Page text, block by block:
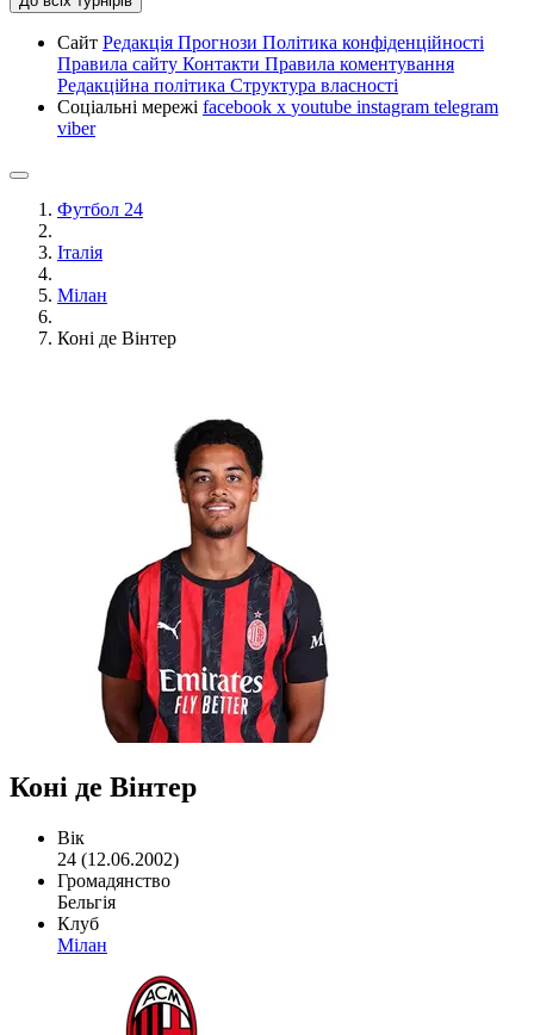
Сайт Редакція Прогнози Політика конфіденційності
Правила сайту Контакти Правила коментування
Редакційна політика Структура власності
Соціальні мережі facebook x youtube instagram telegram
viber
Футбол 24
Італія
Мілан
Коні де Вінтер
Коні де Вінтер
Вік
24 (12.06.2002)
Громадянство
Бельгія
Клуб
Мілан